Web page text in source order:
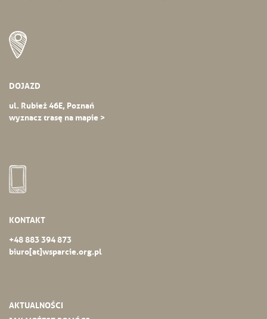
DOJAZD
ul. Rubież 46E, Poznań
wyznacz trasę na mapie >
KONTAKT
+48 883 394 873
biuro[at]wsparcie.org.pl
AKTUALNOŚCI